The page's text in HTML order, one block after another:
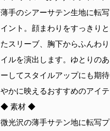
薄手のシアーサテン生地に転
イント。顔まわりをすっきり
たスリーブ、胸下からふんわ
イルを演出します。ゆとりの
ーしてスタイルアップにも期
やかに映えるおすすめのアイ
◆ 素材 ◆
微光沢の薄手サテン地に転写